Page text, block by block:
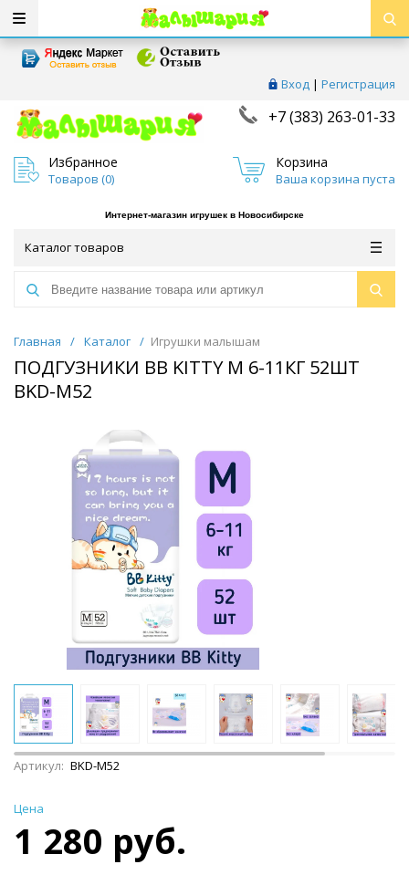
Вход | Регистрация
+7 (383) 263-01-33
Избранное
Товаров (0)
Корзина
Ваша корзина пуста
Интернет-магазин игрушек в Новосибирске
Каталог товаров
Главная / Каталог / Игрушки малышам
ПОДГУЗНИКИ BB KITTY M 6-11КГ 52ШТ
BKD-M52
Артикул: BKD-M52
Цена
1 280 руб.